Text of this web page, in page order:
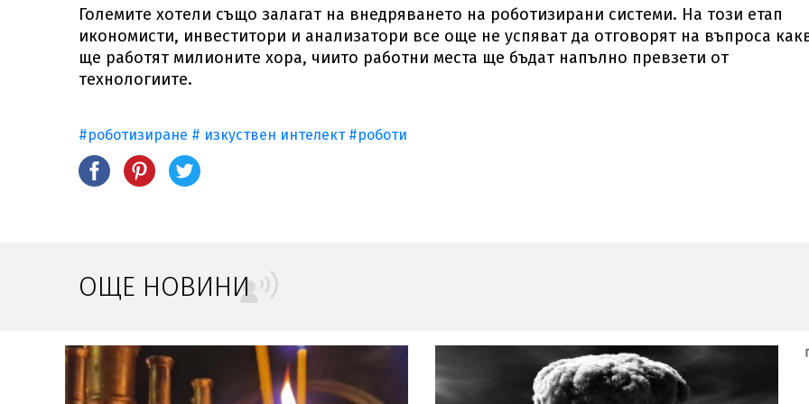
Големите хотели също залагат на внедряването на роботизирани системи. На този етап
икономисти, инвеститори и анализатори все още не успяват да отговорят на въпроса
ще работят милионите хора, чиито работни места ще бъдат напълно превзети от
технологиите.
#роботизиране # изкуствен интелект #роботи
ОЩЕ НОВИНИ